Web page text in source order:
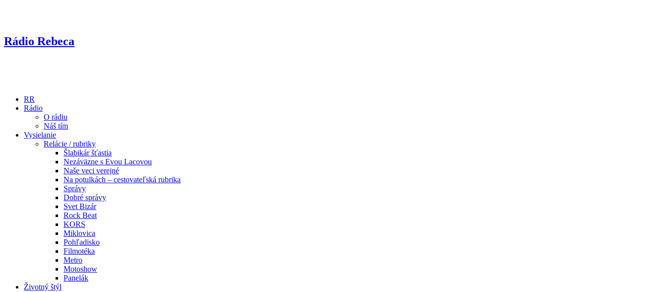
Rádio Rebeca
RR
Rádio
O rádiu
Náš tím
Vysielanie
Relácie / rubriky
Šlabikár šťastia
Nezáväzne s Evou Lacovou
Naše veci verejné
Na potulkách – cestovateľská rubrika
Správy
Dobré správy
Svet Bizár
Rock Beat
KORS
Miklovica
Pohľadisko
Filmotéka
Metro
Motoshow
Panelák
Životný štýl